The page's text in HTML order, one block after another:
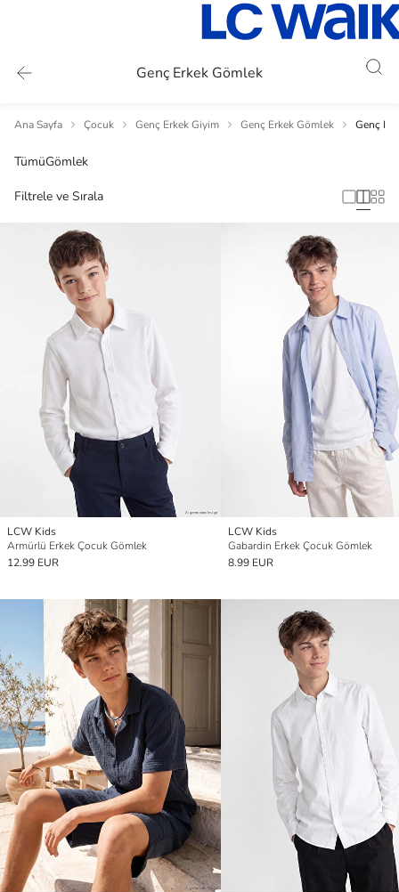
Genç Erkek Gömlek
Ana Sayfa Çocuk Genç Erkek Giyim Genç Erkek Gömlek Genç
TümüGömlek
Filtrele ve Sırala
LCW Kids
Armürlü Erkek Çocuk Gömlek
12.99 EUR
LCW Kids
Gabardin Erkek Çocuk Gömlek
8.99 EUR